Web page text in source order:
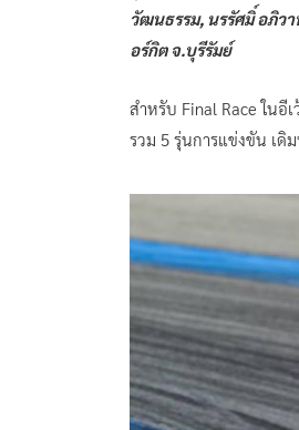
วัฒนธรรม, นรรัศมิ์ อภิว
อร์กิต จ.บุรีรัมย์
สำหรับ Final Race ในอี
รวม 5 รุ่นการแข่งขัน เ